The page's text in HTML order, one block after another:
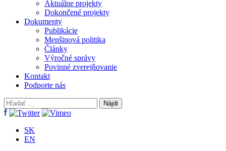
Aktuálne projekty
Dokončené projekty
Dokumenty
Publikácie
Menšinová politika
Články
Výročné správy
Povinné zverejňovanie
Kontakt
Podporte nás
Hľadať:
SK
EN